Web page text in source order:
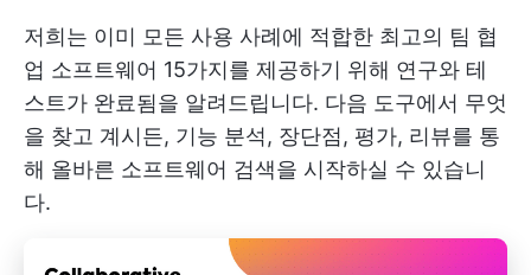
저희는 이미 모든 사용 사례에 적합한 최고의 팀 협
업 소프트웨어 15가지를 제공하기 위해 연구와 테
스트가 완료됨을 알려드립니다. 다음 도구에서 무엇
을 찾고 계시든, 기능 분석, 장단점, 평가, 리뷰를 통
해 올바른 소프트웨어 검색을 시작하실 수 있습니
다.